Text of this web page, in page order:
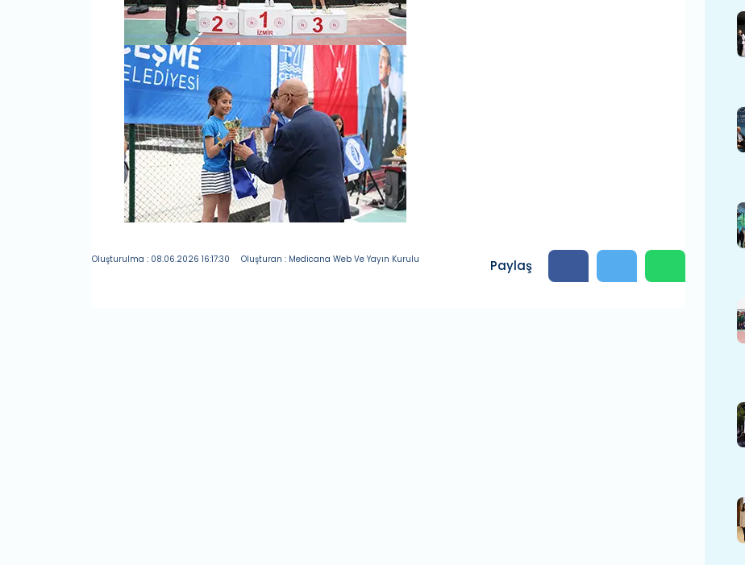
Oluşturulma : 08.06.2026 16:17:30 Oluşturan : Medicana Web Ve Yayın Kurulu Paylaş